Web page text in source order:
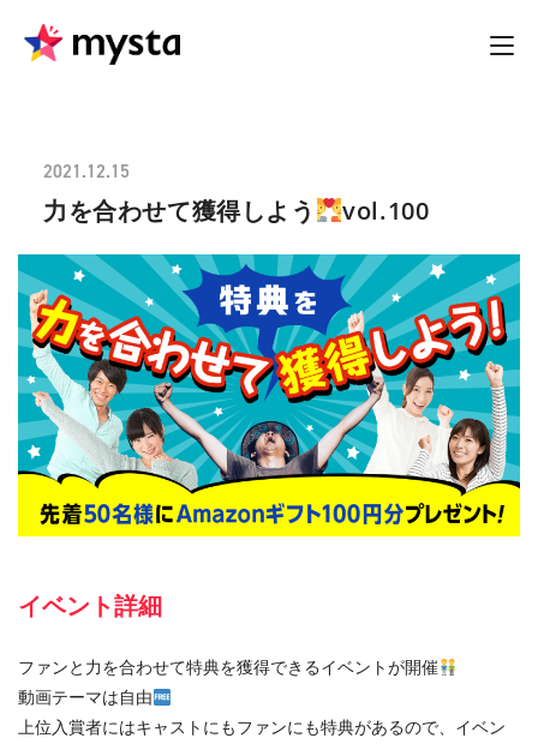
2021.12.15
力を合わせて獲得しよう vol.100
イベント詳細
ファンと力を合わせて特典を獲得できるイベントが開催
動画テーマは自由
上位入賞者にはキャストにもファンにも特典があるので、イベン